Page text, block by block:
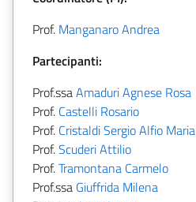
Prof. Manganaro Andrea
Partecipanti:
Prof.ssaAmaduri Agnese Rosa
Prof. Castelli Rosario
Prof. Cristaldi Sergio Alfio Maria
Prof.Scuderi Attilio
Prof.Tramontana Carmelo
Prof.ssa Giuffrida Milena